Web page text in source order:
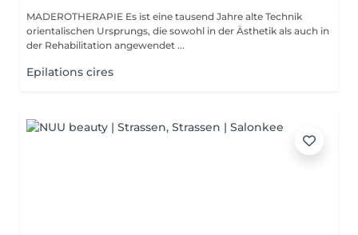
MADEROTHERAPIE Es ist eine tausend Jahre alte Technik
orientalischen Ursprungs, die sowohl in der Ästhetik als auch in
der Rehabilitation angewendet ...
Epilations cires